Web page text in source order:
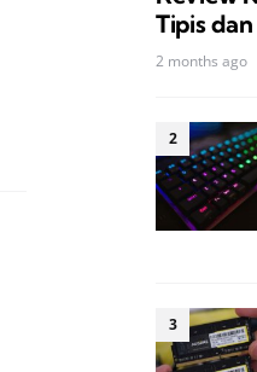
Tipis
2 months ago